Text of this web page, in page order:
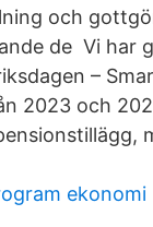
och
de Vi
–
2023 och
ekonomi